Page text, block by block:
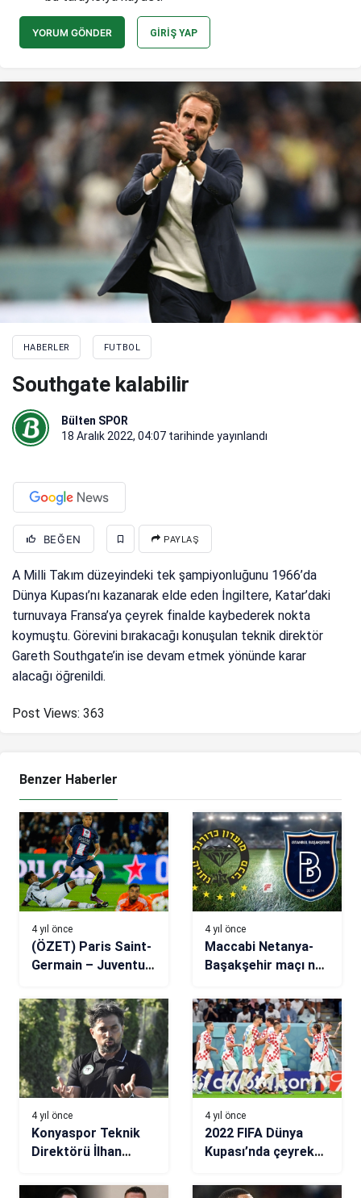
YORUM GÖNDER GIRIŞ YAP
HABERLER FUTBOL
Southgate kalabilir
Bülten SPOR
18 Aralık 2022, 04:07 tarihinde yayınlandı
BEĞEN PAYLAŞ
A Milli Takım düzeyindeki tek şampiyonluğunu 1966’da
Dünya Kupası’nı kazanarak elde eden İngiltere, Katar’daki
turnuvaya Fransa’ya çeyrek finalde kaybederek nokta
koymuştu. Görevini bırakacağı konuşulan teknik direktör
Gareth Southgate’in ise devam etmek yönünde karar
alacağı öğrenildi.
Post Views: 363
Benzer Haberler
4 yıl önce
(ÖZET) Paris Saint-
Germain – Juventus
4 yıl önce
Maccabi Netanya-
Başakşehir maçı ne
hangi kanalda?
(Muhtemel 11’ler)
4 yıl önce
Konyaspor Teknik
Direktörü İlhan
üst tura çıkarak
4 yıl önce
2022 FIFA Dünya
Kupası’nda çeyrek